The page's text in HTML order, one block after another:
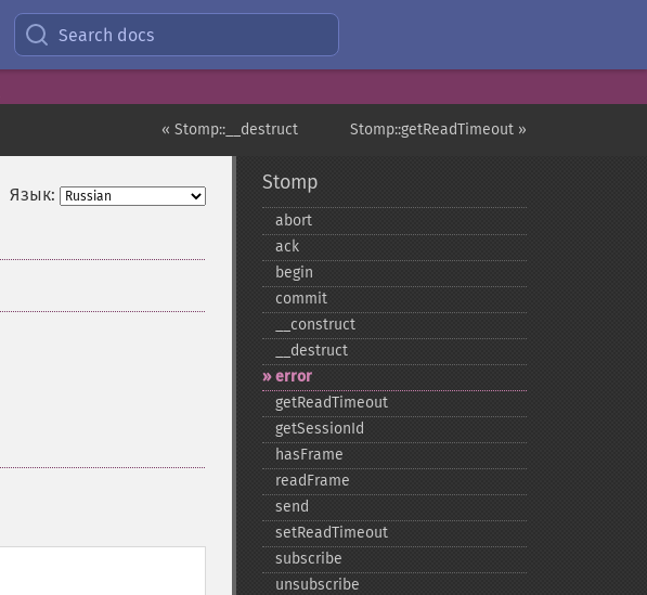
Search docs
Stomp::getReadTimeout »
« Stomp::__destruct
Язык:
Stomp
abort
ack
begin
commit
_​_​construct
_​_​destruct
error
getReadTimeout
getSessionId
hasFrame
readFrame
send
setReadTimeout
subscribe
unsubscribe